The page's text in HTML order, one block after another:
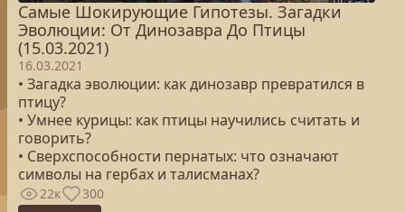
Самые Шокирующие Гипотезы. Загадки
Эволюции: От Динозавра До Птицы
(15.03.2021)
16.03.2021
• Загадка эволюции: как динозавр превратился в
птицу?
• Умнее курицы: как птицы научились считать и
говорить?
• Сверхспособности пернатых: что означают
символы на гербах и талисманах?
22к 300